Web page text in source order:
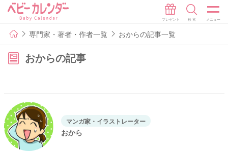
専門家・著者・作者一覧 おからの記事一覧
おからの記事
マンガ家・イラストレーター
おから